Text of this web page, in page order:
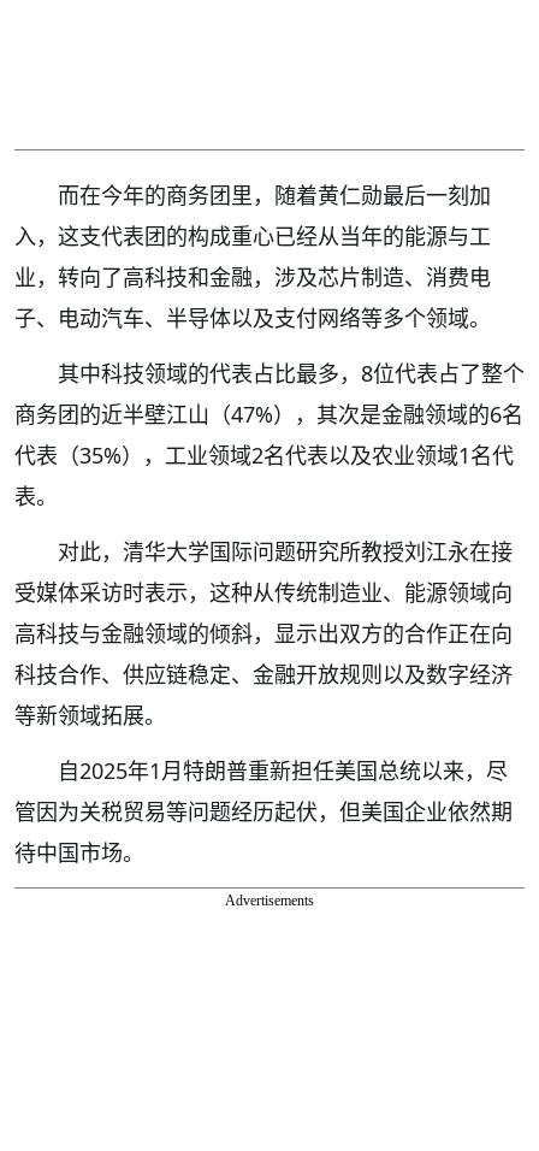
而在今年的商务团里，随着黄仁勋最后一刻加
入，这支代表团的构成重心已经从当年的能源与工
业，转向了高科技和金融，涉及芯片制造、消费电
子、电动汽车、半导体以及支付网络等多个领域。
其中科技领域的代表占比最多，8位代表占了整个
商务团的近半壁江山（47%），其次是金融领域的6名
代表（35%），工业领域2名代表以及农业领域1名代
表。
对此，清华大学国际问题研究所教授刘江永在接
受媒体采访时表示，这种从传统制造业、能源领域向
高科技与金融领域的倾斜，显示出双方的合作正在向
科技合作、供应链稳定、金融开放规则以及数字经济
等新领域拓展。
自2025年1月特朗普重新担任美国总统以来，尽
管因为关税贸易等问题经历起伏，但美国企业依然期
待中国市场。
Advertisements